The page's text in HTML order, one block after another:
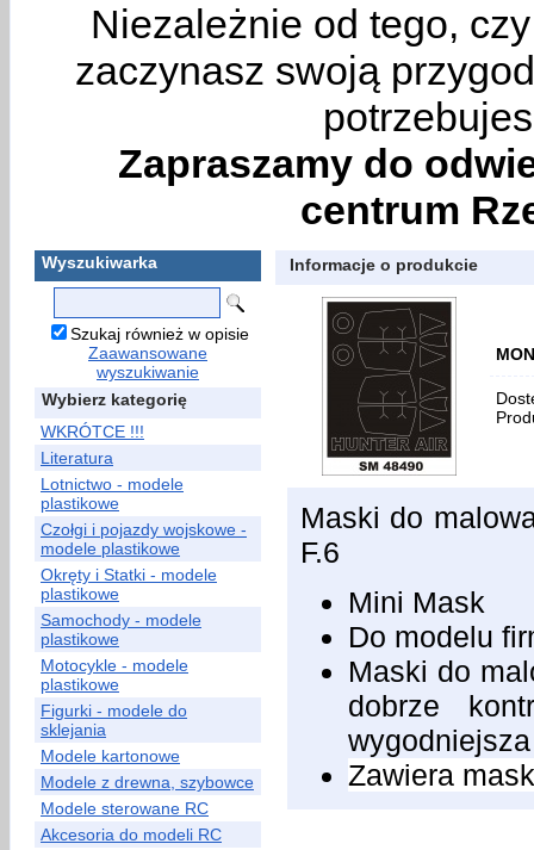
Niezależnie od tego,
zaczynasz swoją
Zapraszamy do
centrum
Wyszukiwarka
Szukaj również w opisie
Zaawansowane
wyszukiwanie
Wybierz kategorię
WKRÓTCE !!!
Literatura
Lotnictwo - modele
plastikowe
Czołgi i pojazdy wojskowe -
modele plastikowe
Okręty i Statki - modele
plastikowe
Samochody - modele
plastikowe
Motocykle - modele
plastikowe
Figurki - modele do
sklejania
Modele kartonowe
Modele z drewna, szybowce
Modele sterowane RC
Akcesoria do modeli RC
Informacje o produkcie
Maski do
F.6
Mini Mask
Do modelu
Maski do
dobrze
Zawiera